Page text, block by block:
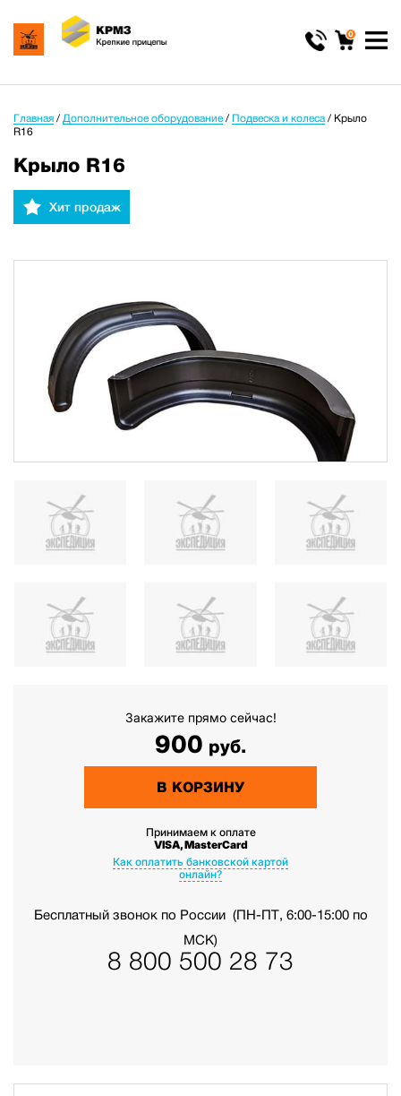
0
Главная / Дополнительное оборудование / Подвеска и колеса/ Крыло
R16
Крыло R16
Хит продаж
Закажите прямо сейчас!
900 руб.
В КОРЗИНУ
Принимаем к оплате
VISA, MasterCard
Как оплатить банковской картой
онлайн?
Бесплатный звонок по России (ПН-ПТ, 6:00-15:00 по
МСК)
8 800 500 28 73